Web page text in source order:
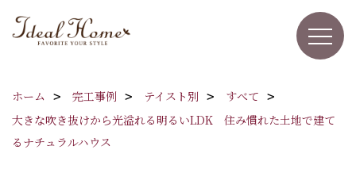
ホーム 完工事例 テイスト別
すべて
大きな吹き抜けから光溢れる明るいLDK 住み慣れた土地で建て
るナチュラルハウス